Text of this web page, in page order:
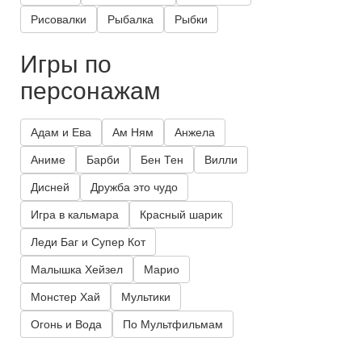
Рисовалки Рыбалка Рыбки
Игры по
персонажам
Адам и Ева Ам Ням Анжела
Аниме Барби Бен Тен Вилли
Дисней Дружба это чудо
Игра в кальмара Красный шарик
Леди Баг и Супер Кот
Малышка Хейзел Марио
Монстер Хай Мультики
Огонь и Вода По Мультфильмам